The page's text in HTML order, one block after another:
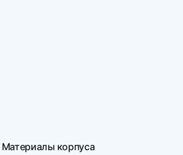
Материалы корпуса